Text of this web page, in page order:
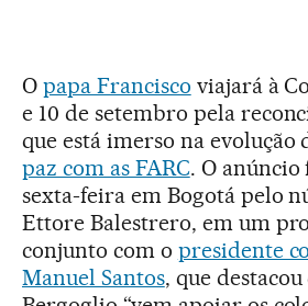
O papa Francisco viajará à
e 10 de setembro pela
que está imerso na evolução
paz com as FARC. O
sexta-feira em Bogotá pelo
Ettore Balestrero, em um
conjunto com o presidente
Manuel Santos, que